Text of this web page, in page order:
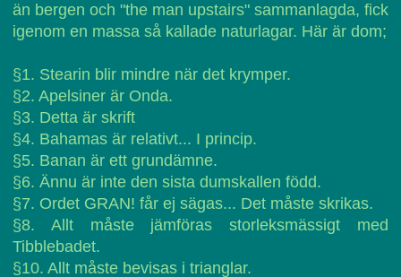
än bergen och "the man upstairs" sammanlagda, fick
igenom en massa så kallade naturlagar. Här är dom;
§1. Stearin blir mindre när det krymper.
§2. Apelsiner är Onda.
§3. Detta är skrift
§4. Bahamas är relativt... I princip.
§5. Banan är ett grundämne.
§6. Ännu är inte den sista dumskallen född.
§7. Ordet GRAN! får ej sägas... Det måste skrikas.
§8. Allt måste jämföras storleksmässigt med
Tibblebadet.
§10. Allt måste bevisas i trianglar.